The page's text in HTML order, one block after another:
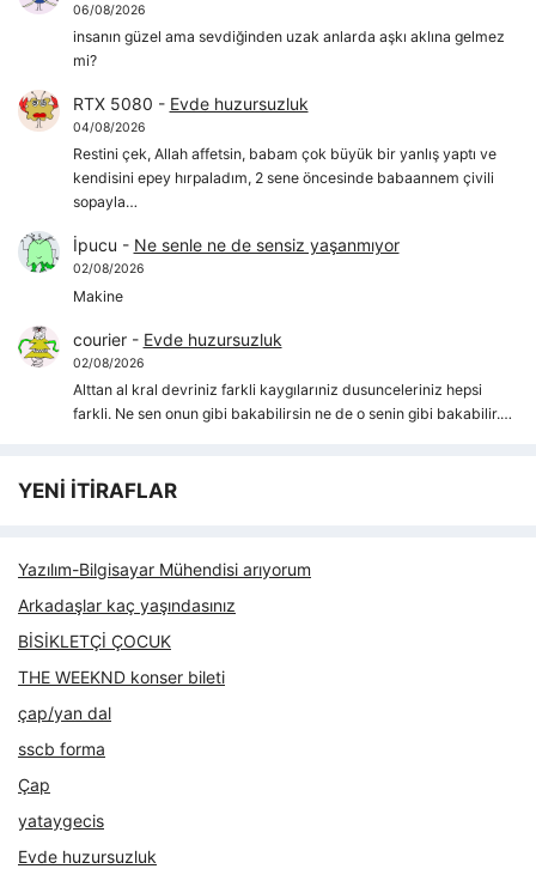
06/08/2026
insanın güzel ama sevdiğinden uzak anlarda aşkı aklına gelmez
mi?
RTX 5080 - Evde huzursuzluk
04/08/2026
Restini çek, Allah affetsin, babam çok büyük bir yanlış yaptı ve
kendisini epey hırpaladım, 2 sene öncesinde babaannem çivili
sopayla…
İpucu - Ne senle ne de sensiz yaşanmıyor
02/08/2026
Makine
courier- Evde huzursuzluk
02/08/2026
Alttan al kral devriniz farkli kaygılarıniz dusunceleriniz hepsi
farkli. Ne sen onun gibi bakabilirsin ne de o senin gibi bakabilir.…
YENİ İTİRAFLAR
Yazılım-Bilgisayar Mühendisi arıyorum
Arkadaşlar kaç yaşındasınız
BİSİKLETÇİ ÇOCUK
THE WEEKND konser bileti
çap/yan dal
sscb forma
Çap
yataygecis
Evde huzursuzluk